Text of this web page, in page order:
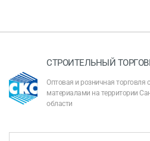
СТРОИТЕЛЬНЫЙ
Оптовая и розничная
материалами на территории
области